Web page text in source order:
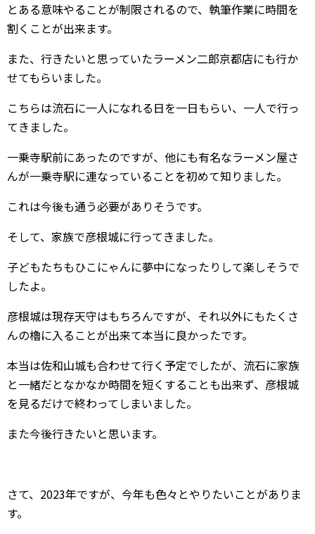
とある意味やることが制限されるので、執筆作業に時間を
割くことが出来ます。
また、行きたいと思っていたラーメン二郎京都店にも行か
せてもらいました。
こちらは流石に一人になれる日を一日もらい、一人で行っ
てきました。
一乗寺駅前にあったのですが、他にも有名なラーメン屋さ
んが一乗寺駅に連なっていることを初めて知りました。
これは今後も通う必要がありそうです。
そして、家族で彦根城に行ってきました。
子どもたちもひこにゃんに夢中になったりして楽しそうで
したよ。
彦根城は現存天守はもちろんですが、それ以外にもたくさ
んの櫓に入ることが出来て本当に良かったです。
本当は佐和山城も合わせて行く予定でしたが、流石に家族
と一緒だとなかなか時間を短くすることも出来ず、彦根城
を見るだけで終わってしまいました。
また今後行きたいと思います。
さて、2023年ですが、今年も色々とやりたいことがありま
す。